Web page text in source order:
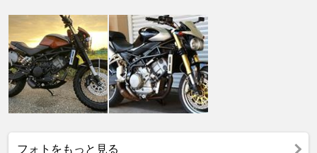
フォトをもっと見る